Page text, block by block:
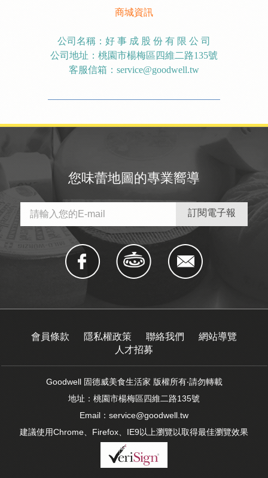
商城資訊
公司名稱：好 事 成 股 份 有 限 公 司
公司地址：桃園市楊梅區四維二路135號
客服信箱： service@goodwell.tw
您味蕾地圖的專業嚮導
會員條款 隱私權政策 聯絡我們
網站導覽
人才招募
Goodwell 固德威美食生活家 版權所有‧請勿轉載
地址：桃園市楊梅區四維二路135號
Email： service@goodwell.tw
建議使用Chrome、Firefox、IE9以上瀏覽以取得最佳瀏覽效果